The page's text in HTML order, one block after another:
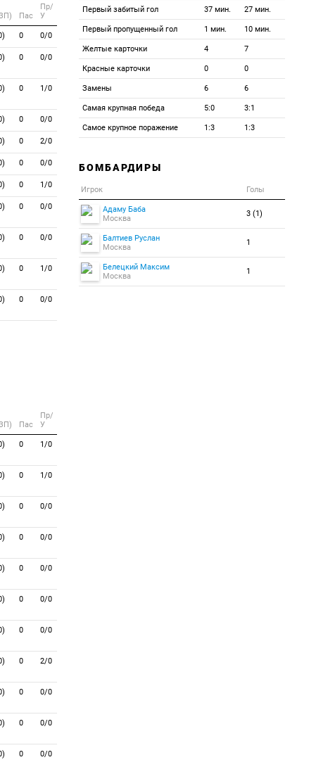
Пас
Пр/
У
0 0/0
0 0/0
0 1/0
0 0/0
0 2/0
0 0/0
0 1/0
0 0/0
0 0/0
0 1/0
0 0/0
Пас
Пр/
У
0 1/0
0 1/0
0 0/0
0 0/0
0 0/0
0 0/0
0 0/0
0 2/0
0 0/0
0 0/0
0 0/0
Первый забитый гол 37 мин. 27 мин.
Первый пропущенный гол 1 мин. 10 мин.
Желтые карточки 4 7
Красные карточки 0 0
Замены 6 6
Самая крупная победа 5:0 3:1
Самое крупное поражение 1:3 1:3
БОМБАРДИРЫ
Игрок Голы
Адаму Баба
Москва
3 (1)
Балтиев Руслан
Москва
1
Белецкий Максим
Москва
1